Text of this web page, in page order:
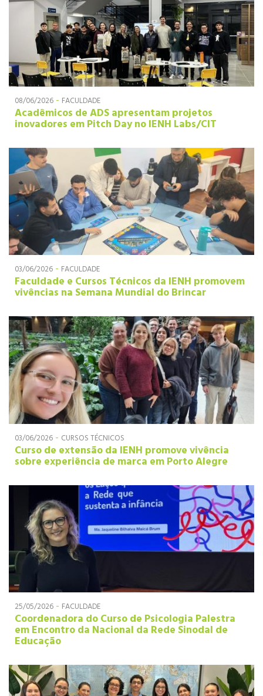
08/06/2026 - FACULDADE
Acadêmicos de ADS apresentam projetos
inovadores em Pitch Day no IENH Labs/CIT
03/06/2026 - FACULDADE
Faculdade e Cursos Técnicos da IENH promovem
vivências na Semana Mundial do Brincar
03/06/2026 - CURSOS TÉCNICOS
Curso de extensão da IENH promove vivência
sobre experiência de marca em Porto Alegre
25/05/2026 - FACULDADE
Coordenadora do Curso de Psicologia Palestra
em Encontro da Nacional da Rede Sinodal de
Educação